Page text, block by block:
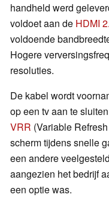
handheld werd
voldoet aan de HDMI
voldoende
Hogere
resoluties.
De kabel wordt
op een tv aan te
VRR (Variable
scherm tijdens snelle
een andere
aangezien het bedrijf
een optie was.